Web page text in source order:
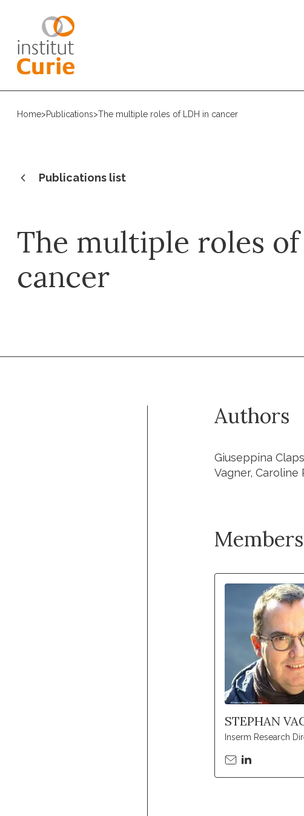
Home>Publications>The multiple roles of LDH in cancer
Publications list
The multiple roles
cancer
Authors
Giuseppina
Vagner, Caroline
Members
STEPHAN
Inserm Research